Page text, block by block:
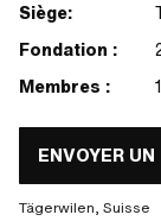
Siège:
Fondation :
Membres :
1
ENVOYER
Tägerwilen, Suisse